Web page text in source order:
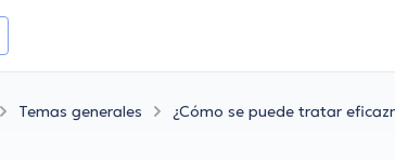
Temas generales ¿Cómo se puede tratar